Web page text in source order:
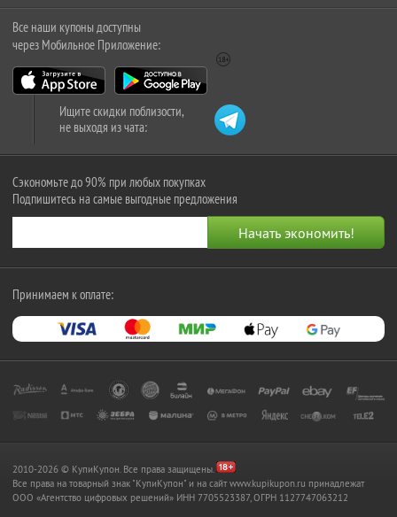
Все наши купоны доступны
через Мобильное Приложение:
Ищите скидки поблизости,
не выходя из чата:
Сэкономьте до 90% при любых покупках
Подпишитесь на самые выгодные предложения
Принимаем к оплате:
2010-2026 © КупиКупон. Все права защищены.
Все права на товарный знак "КупиКупон" и на сайт www.kupikupon.ru принадлежат
OOO «Агентство цифровых решений» ИНН 7705523387, ОГРН 1127747063212